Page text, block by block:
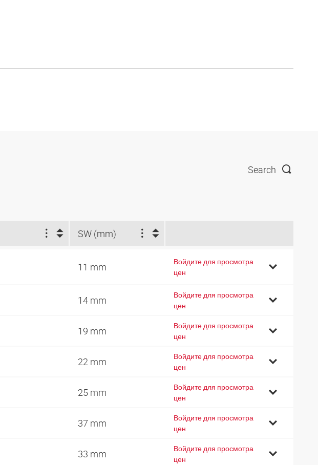
Search
SW (mm)
11 mm
Войдите для просмотра
цен
14 mm
Войдите для просмотра
цен
19 mm
Войдите для просмотра
цен
22 mm
Войдите для просмотра
цен
25 mm
Войдите для просмотра
цен
37 mm
Войдите для просмотра
цен
33 mm
Войдите для просмотра
цен